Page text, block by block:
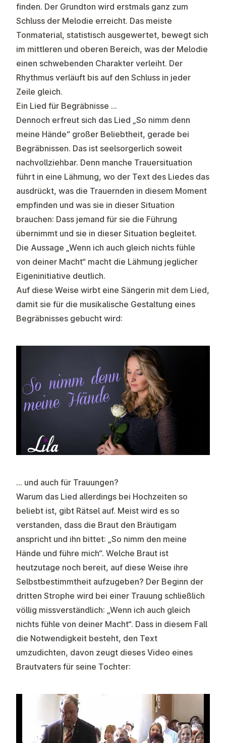
finden. Der Grundton wird erstmals ganz zum
Schluss der Melodie erreicht. Das meiste
Tonmaterial, statistisch ausgewertet, bewegt sich
im mittleren und oberen Bereich, was der Melodie
einen schwebenden Charakter verleiht. Der
Rhythmus verläuft bis auf den Schluss in jeder
Zeile gleich.
Ein Lied für Begräbnisse …
Dennoch erfreut sich das Lied „So nimm denn
meine Hände“ großer Beliebtheit, gerade bei
Begräbnissen. Das ist seelsorgerlich soweit
nachvollziehbar. Denn manche Trauersituation
führt in eine Lähmung, wo der Text des Liedes das
ausdrückt, was die Trauernden in diesem Moment
empfinden und was sie in dieser Situation
brauchen: Dass jemand für sie die Führung
übernimmt und sie in dieser Situation begleitet.
Die Aussage „Wenn ich auch gleich nichts fühle
von deiner Macht“ macht die Lähmung jeglicher
Eigeninitiative deutlich.
Auf diese Weise wirbt eine Sängerin mit dem Lied,
damit sie für die musikalische Gestaltung eines
Begräbnisses gebucht wird:
… und auch für Trauungen?
Warum das Lied allerdings bei Hochzeiten so
beliebt ist, gibt Rätsel auf. Meist wird es so
verstanden, dass die Braut den Bräutigam
anspricht und ihn bittet: „So nimm den meine
Hände und führe mich“. Welche Braut ist
heutzutage noch bereit, auf diese Weise ihre
Selbstbestimmtheit aufzugeben? Der Beginn der
dritten Strophe wird bei einer Trauung schließlich
völlig missverständlich: „Wenn ich auch gleich
nichts fühle von deiner Macht“. Dass in diesem Fall
die Notwendigkeit besteht, den Text
umzudichten, davon zeugt dieses Video eines
Brautvaters für seine Tochter: